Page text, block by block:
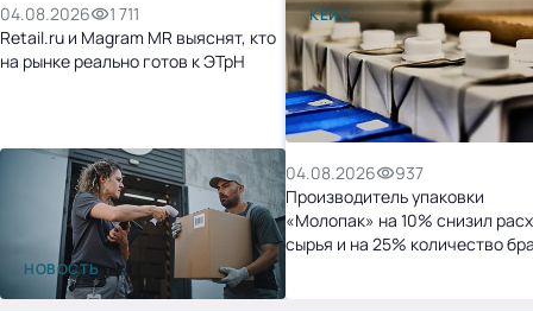
НОВОСТЬ
04.08.2026
1 711
Retail.ru и Magram MR выяснят, кто
на рынке реально готов к ЭТрН
КЕЙС
04.08.2026
937
Производитель упаковки
«Молопак» на 10% снизил
сырья и на 25% количество